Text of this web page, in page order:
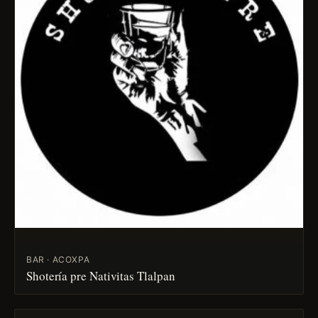
BAR · ACOXPA
Shotería pre Nativitas Tlalpan